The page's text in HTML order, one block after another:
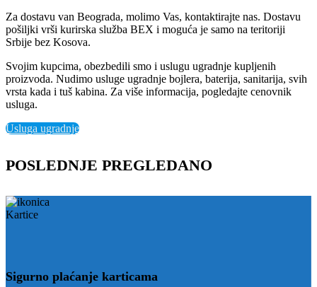
Za dostavu van Beograda, molimo Vas, kontaktirajte nas. Dostavu
pošiljki vrši kurirska služba BEX i moguća je samo na teritoriji
Srbije bez Kosova.
Svojim kupcima, obezbedili smo i uslugu ugradnje kupljenih
proizvoda. Nudimo usluge ugradnje bojlera, baterija, sanitarija, svih
vrsta kada i tuš kabina. Za više informacija, pogledajte cenovnik
usluga.
Usluga ugradnje
POSLEDNJE PREGLEDANO
Sigurno plaćanje karticama